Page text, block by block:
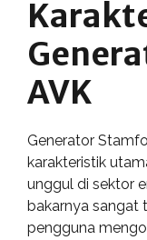
AVK
Generator
karakteristik
unggul di sektor
bakarnya sangat
pengguna